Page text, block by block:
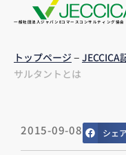
一般社団法人ジャパンEコマースコンサルティング協会
トップページ– JECCICA
サルタントとは
2015-09-08 シェア